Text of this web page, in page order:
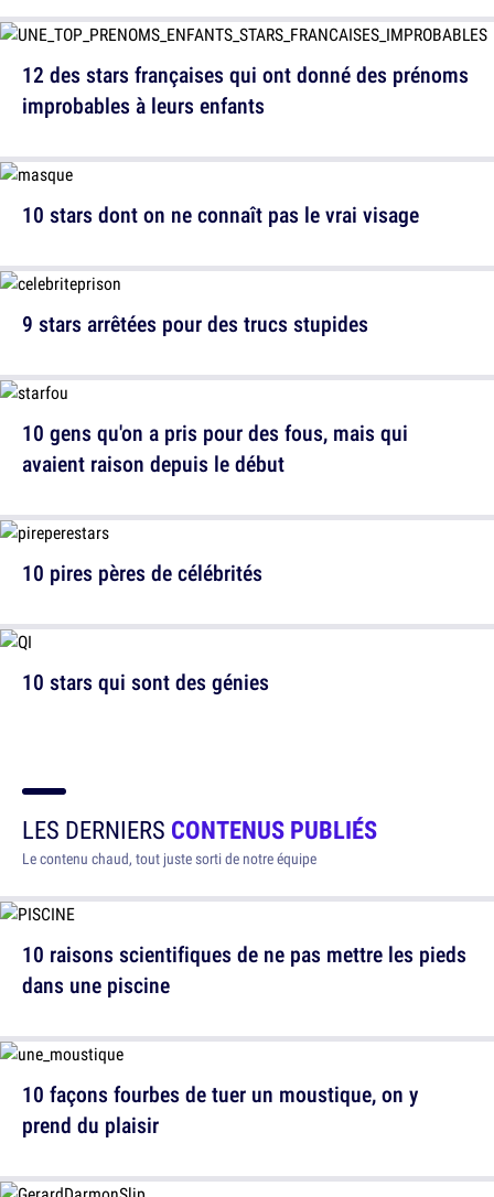
10 stars dont on ne connaît pas le vrai visage
10 gens qu'on a pris pour des fous, mais qui
avaient raison depuis le début
10 stars qui sont des génies
12 des stars françaises qui ont donné des prénoms
improbables à leurs enfants
9 stars arrêtées pour des trucs stupides
10 pires pères de célébrités
LES DERNIERS CONTENUS PUBLIÉS
Le contenu chaud, tout juste sorti de notre équipe
10 raisons scientifiques de ne pas mettre les pieds
dans une piscine
10 façons fourbes de tuer un moustique, on y
prend du plaisir